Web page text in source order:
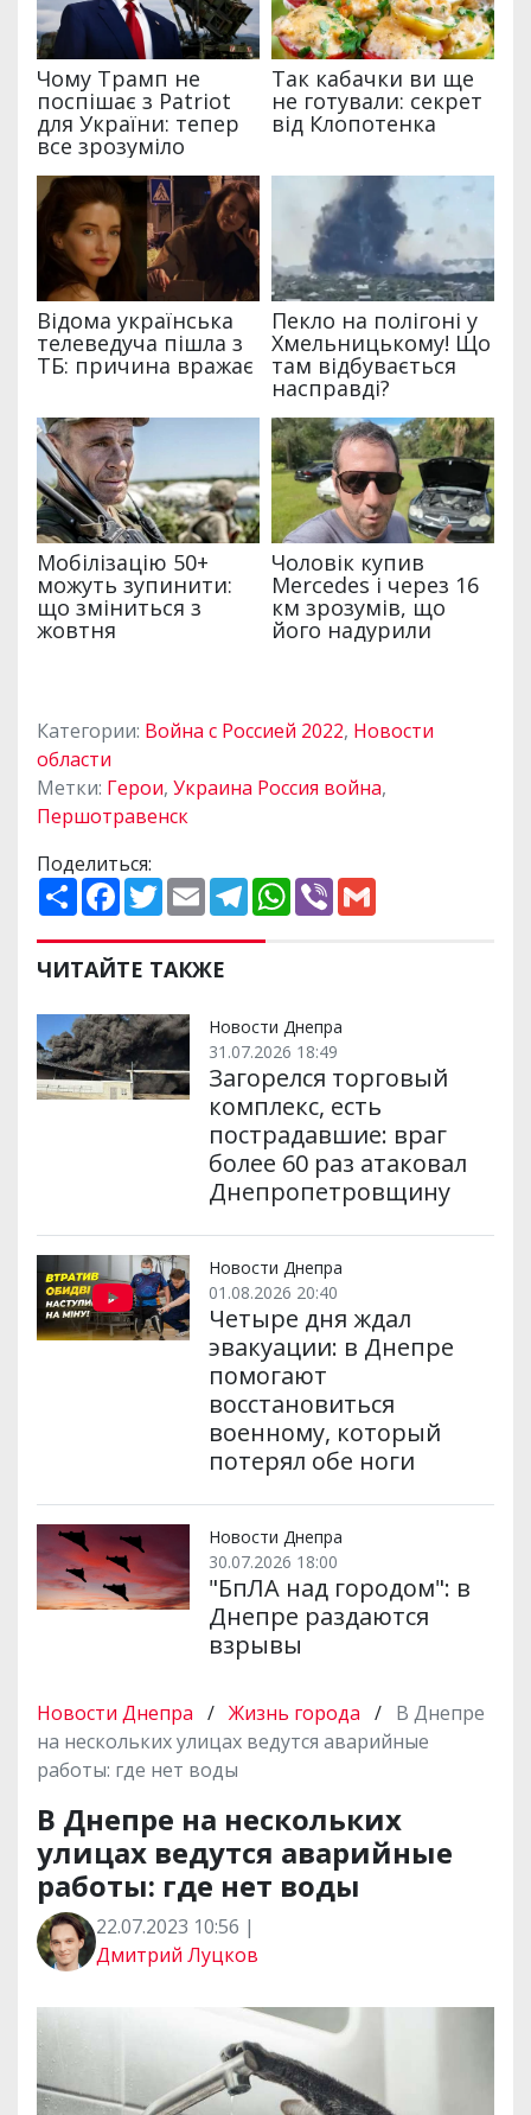
Категории: Война с Россией 2022, Новости
области
Метки: Герои, Украина Россия война,
Першотравенск
Поделиться:
П
о
ш
и
р
и
и
F
a
c
e
b
o
k
T
w
t
t
e
E
m
a
i
l
T
e
e
m
W
h
a
p
V
b
ЧИТАЙТЕ ТАКЖЕ
Новости Днепра
31.07.2026 18:49
Загорелся торговый
комплекс, есть
пострадавшие: враг
более 60 раз атаковал
Днепропетровщину
Новости Днепра
01.08.2026 20:40
Четыре дня ждал
эвакуации: в Днепре
помогают
восстановиться
военному, который
потерял обе ноги
Новости Днепра
30.07.2026 18:00
"БпЛА над городом": в
Днепре раздаются
взрывы
Новости Днепра / Жизнь города / В Днепре
на нескольких улицах ведутся аварийные
работы: где нет воды
В Днепре на нескольких
улицах ведутся аварийные
работы: где нет воды
22.07.2023 10:56 |
Дмитрий Луцков